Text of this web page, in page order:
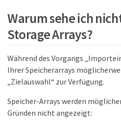
Warum sehe ich
Storage Arrays?
Während des Vorgangs
Ihrer Speicherarrays
„Zielauswahl“ zur Verfügung.
Speicher-Arrays werden
Gründen nicht angezeigt: